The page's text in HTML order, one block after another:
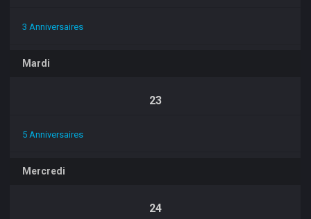
3 Anniversaires
Mardi
23
5 Anniversaires
Mercredi
24